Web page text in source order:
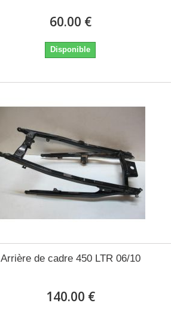
60.00 €
Disponible
Arrière de cadre 450 LTR 06/10
140.00 €